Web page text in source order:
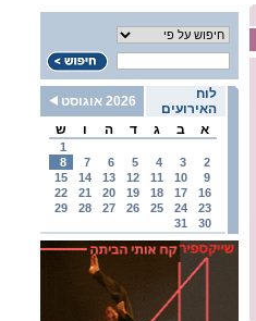
לוח
האירועים
2026 אוגוסט
א
ב ג ד ה ו ש
1
2
3
4
5
6
7
8
9
10
11
12
13
14
15
16
17
18
19
20
21
22
23
24
25
26
27
28
29
30
31